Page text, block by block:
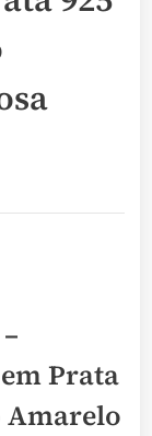
Prata
Amarelo